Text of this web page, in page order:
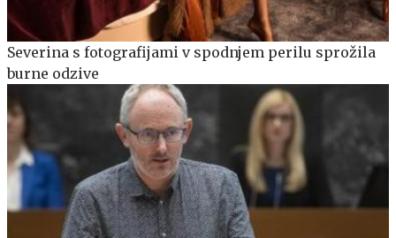
Severina s fotografijami v spodnjem perilu sprožila
burne odzive